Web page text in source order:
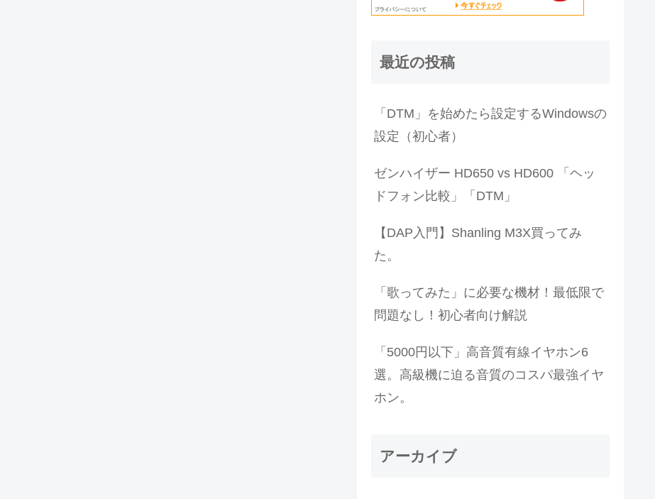
最近の投稿
「DTM」を始めたら設定するWindowsの
設定（初心者）
ゼンハイザー HD650 vs HD600 「ヘッ
ドフォン比較」「DTM」
【DAP入門】Shanling M3X買ってみ
た。
「歌ってみた」に必要な機材！最低限で
問題なし！初心者向け解説
「5000円以下」高音質有線イヤホン6
選。高級機に迫る音質のコスパ最強イヤ
ホン。
アーカイブ